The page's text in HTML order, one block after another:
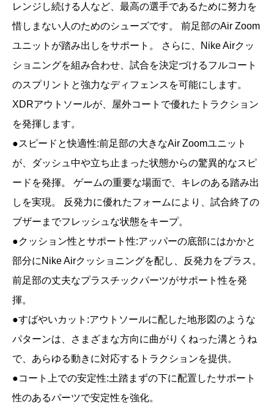
レンジし続ける人など、最高の選手であるために努力を
惜しまない人のためのシューズです。 前足部のAir Zoom
ユニットが踏み出しをサポート。 さらに、Nike Airクッ
ショニングを組み合わせ、試合を決定づけるフルコート
のスプリントと強力なディフェンスを可能にします。
XDRアウトソールが、屋外コートで優れたトラクション
を発揮します。
●スピードと快適性:前足部の大きなAir Zoomユニット
が、ダッシュ中や立ち止まった状態からの驚異的なスピ
ードを発揮。 ゲームの重要な場面で、キレのある踏み出
しを実現。 反発力に優れたフォームにより、試合終了の
ブザーまでフレッシュな状態をキープ。
●クッション性とサポート性:アッパーの底部にはかかと
部分にNike Airクッショニングを配し、反発力をプラス。
前足部の丈夫なプラスチックパーツがサポート性を発
揮。
●すばやいカット:アウトソールに配した地形図のような
パターンは、さまざまな方向に曲がりくねった溝とうね
で、あらゆる動きに対応するトラクションを提供。
●コート上での安定性:土踏まずの下に配置したサポート
性のあるパーツで安定性を強化。